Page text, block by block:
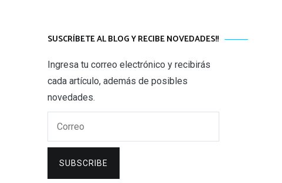
SUSCRÍBETE AL BLOG Y RECIBE NOVEDADES!!
Ingresa tu correo electrónico y recibirás
cada artículo, además de posibles
novedades.
SUBSCRIBE